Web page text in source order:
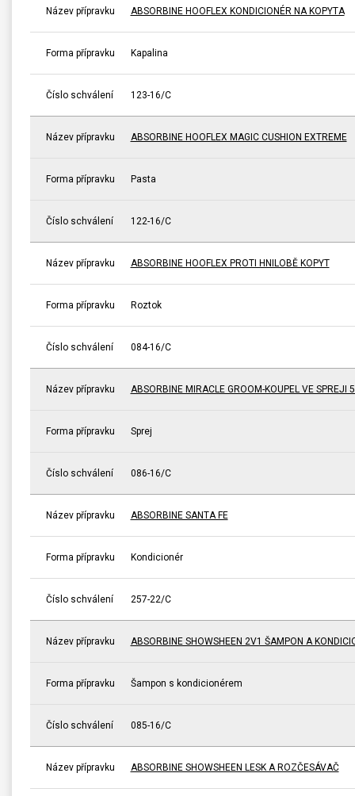
Název přípravku ABSORBINE HOOFLEX KONDICIONÉR NA KOPYTA
Forma přípravku Kapalina
Číslo schválení 123-16/C
Název přípravku ABSORBINE HOOFLEX MAGIC CUSHION EXTREME
Forma přípravku Pasta
Číslo schválení 122-16/C
Název přípravku ABSORBINE HOOFLEX PROTI HNILOBĚ KOPYT
Forma přípravku Roztok
Číslo schválení 084-16/C
Název přípravku ABSORBINE MIRACLE GROOM-KOUPEL VE SPREJI
Forma přípravku Sprej
Číslo schválení 086-16/C
Název přípravku ABSORBINE SANTA FE
Forma přípravku Kondicionér
Číslo schválení 257-22/C
Název přípravku ABSORBINE SHOWSHEEN 2V1 ŠAMPON A
Forma přípravku Šampon s kondicionérem
Číslo schválení 085-16/C
Název přípravku ABSORBINE SHOWSHEEN LESK A ROZČESÁVAČ